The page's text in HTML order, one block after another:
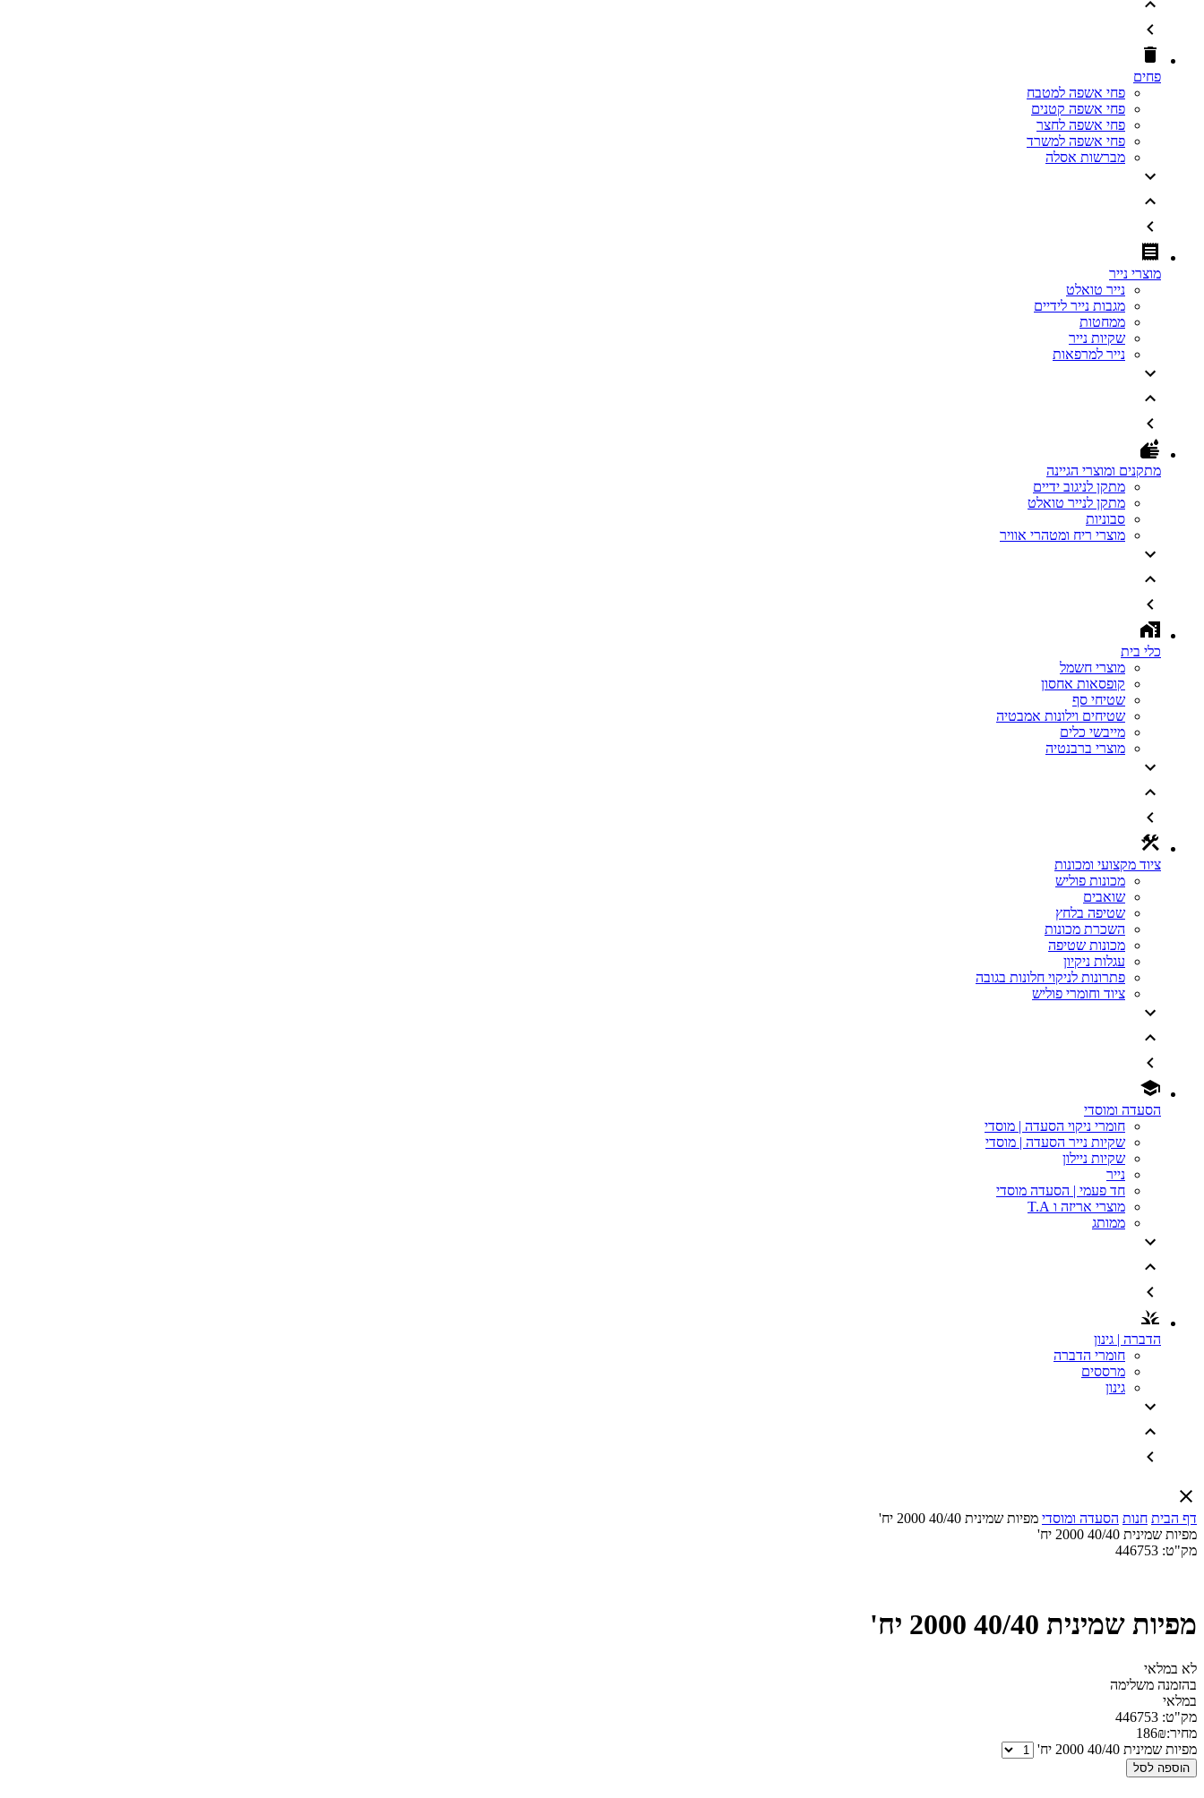
פחים
פחי אשפה למטבח
פחי אשפה קטנים
פחי אשפה לחצר
פחי אשפה למשרד
מברשות אסלה
מוצרי נייר
נייר טואלט
מגבות נייר לידיים
ממחטות
שקיות נייר
נייר למרפאות
מתקנים ומוצרי הגיינה
מתקן לניגוב ידיים
מתקן לנייר טואלט
סבוניות
מוצרי ריח ומטהרי אוויר
כלי בית
מוצרי חשמל
קופסאות אחסון
שטיחי סף
שטיחים וילונות אמבטיה
מייבשי כלים
מוצרי ברבנטיה
ציוד מקצועי ומכונות
מכונות פוליש
שואבים
שטיפה בלחץ
השכרת מכונות
מכונות שטיפה
עגלות ניקיון
פתרונות לניקוי חלונות בגובה
ציוד וחומרי פוליש
הסעדה ומוסדי
חומרי ניקוי הסעדה | מוסדי
שקיות נייר הסעדה | מוסדי
שקיות ניילון
נייר
חד פעמי | הסעדה מוסדי
מוצרי אריזה ו T.A
ממותג
הדברה | גינון
חומרי הדברה
מרססים
גינון
דף הבית חנות הסעדה ומוסדי מפיות שמינית 40/40 2000 יח'
מפיות שמינית 40/40 2000 יח'
מק"ט: 446753
מפיות שמינית 40/40 2000 יח'
לא במלאי
בהזמנה משלימה
במלאי
מק"ט: 446753
מחיר:
186₪
מפיות שמינית 40/40 2000 יח'
הוספה לסל